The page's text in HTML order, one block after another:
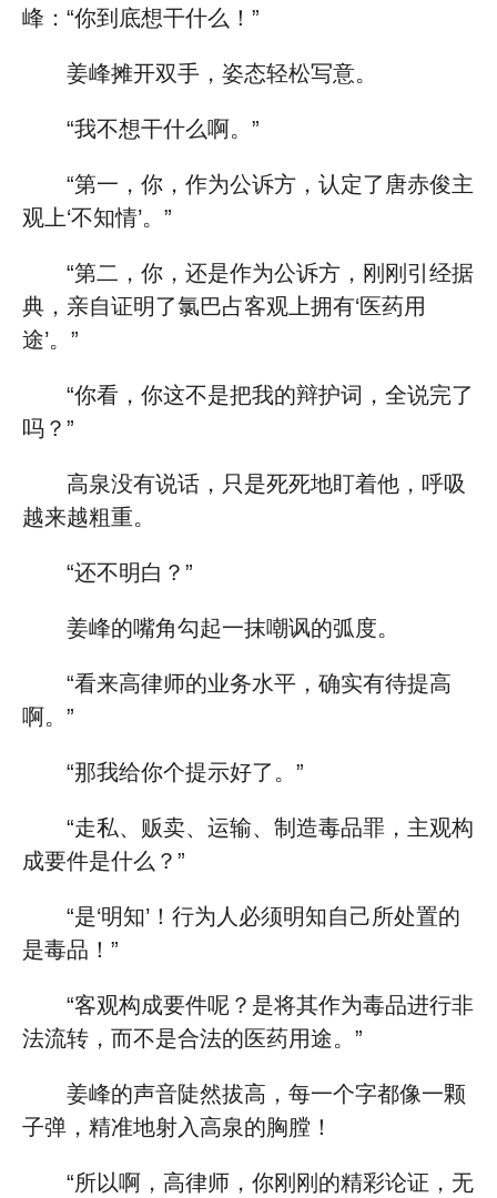
峰：“你到底想干什么！”
姜峰摊开双手，姿态轻松写意。
“我不想干什么啊。”
“第一，你，作为公诉方，认定了唐赤俊主
观上‘不知情’。”
“第二，你，还是作为公诉方，刚刚引经据
典，亲自证明了氯巴占客观上拥有‘医药用
途’。”
“你看，你这不是把我的辩护词，全说完了
吗？”
高泉没有说话，只是死死地盯着他，呼吸
越来越粗重。
“还不明白？”
姜峰的嘴角勾起一抹嘲讽的弧度。
“看来高律师的业务水平，确实有待提高
啊。”
“那我给你个提示好了。”
“走私、贩卖、运输、制造毒品罪，主观构
成要件是什么？”
“是‘明知’！行为人必须明知自己所处置的
是毒品！”
“客观构成要件呢？是将其作为毒品进行非
法流转，而不是合法的医药用途。”
姜峰的声音陡然拔高，每一个字都像一颗
子弹，精准地射入高泉的胸膛！
“所以啊，高律师，你刚刚的精彩论证，无